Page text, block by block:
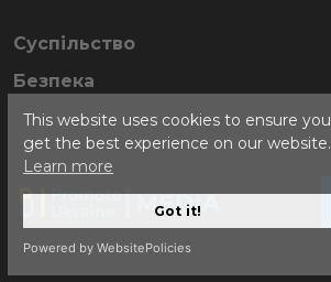
This website uses cookies to ensure you
get the best experience on our website.
Learn more
Got it!
Powered by WebsitePolicies
Суспільство
Безпека